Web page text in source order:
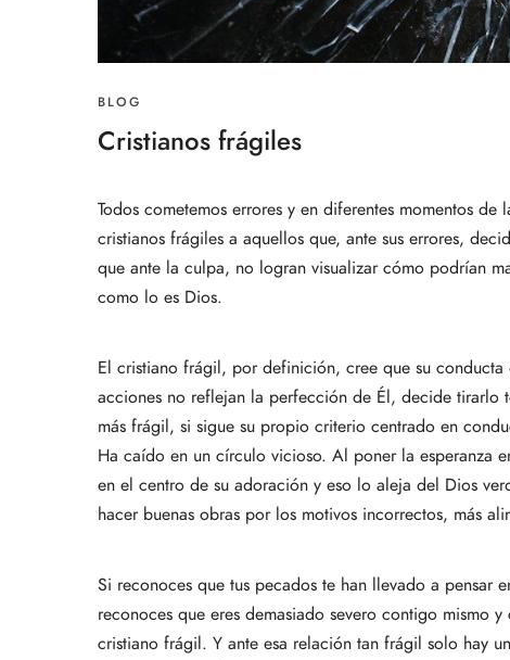
BLOG
Cristianos frágiles
Todos cometemos errores y en diferentes momentos
cristianos frágiles a aquellos que, ante sus errores,
que ante la culpa, no logran visualizar cómo podrían
como lo es Dios.
El cristiano frágil, por definición, cree que su
acciones no reflejan la perfección de Él, decide
más frágil, si sigue su propio criterio centrado en
Ha caído en un círculo vicioso. Al poner la esperanza
en el centro de su adoración y eso lo aleja del Dios
hacer buenas obras por los motivos incorrectos, más
Si reconoces que tus pecados te han llevado a pensar
reconoces que eres demasiado severo contigo mismo
cristiano frágil. Y ante esa relación tan frágil solo hay